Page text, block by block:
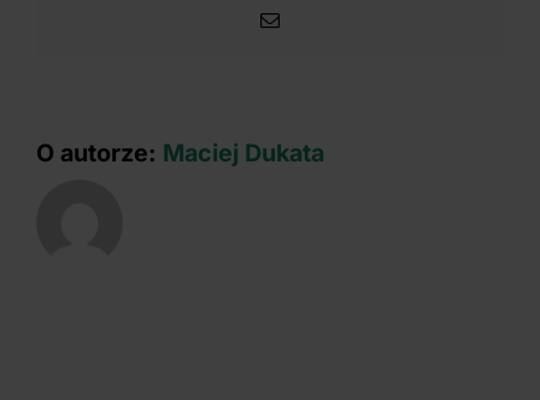
Email
O autorze: Maciej Dukata